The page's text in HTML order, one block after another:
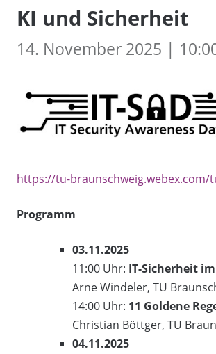
KI und Sicherheit
14. November 2025 |
https://tu-braunschweig.webex.com/
Programm
03.11.2025
11:00 Uhr: IT-Sicherheit
Arne Windeler, TU
14:00 Uhr: 11 Goldene
Christian Böttger, TU
04.11.2025